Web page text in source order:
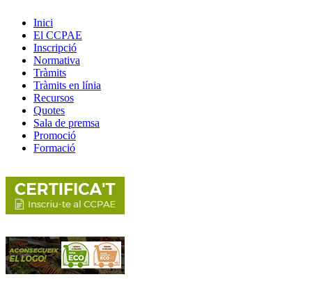
Inici
El CCPAE
Inscripció
Normativa
Tràmits
Tràmits en línia
Recursos
Quotes
Sala de premsa
Promoció
Formació